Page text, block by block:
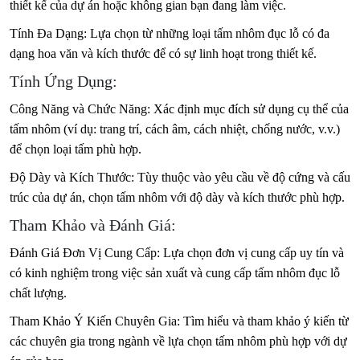
thiết kế của dự án hoặc không gian bạn đang làm việc.
Tính Đa Dạng: Lựa chọn từ những loại tấm nhôm đục lỗ có đa
dạng hoa văn và kích thước để có sự linh hoạt trong thiết kế.
Tính Ứng Dụng:
Công Năng và Chức Năng: Xác định mục đích sử dụng cụ thể của
tấm nhôm (ví dụ: trang trí, cách âm, cách nhiệt, chống nước, v.v.)
để chọn loại tấm phù hợp.
Độ Dày và Kích Thước: Tùy thuộc vào yêu cầu về độ cứng và cấu
trúc của dự án, chọn tấm nhôm với độ dày và kích thước phù hợp.
Tham Khảo và Đánh Giá:
Đánh Giá Đơn Vị Cung Cấp: Lựa chọn đơn vị cung cấp uy tín và
có kinh nghiệm trong việc sản xuất và cung cấp tấm nhôm đục lỗ
chất lượng.
Tham Khảo Ý Kiến Chuyên Gia: Tìm hiểu và tham khảo ý kiến từ
các chuyên gia trong ngành về lựa chọn tấm nhôm phù hợp với dự